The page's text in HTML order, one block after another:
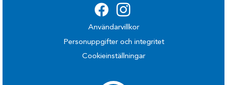
Användarvillkor
Personuppgifter och integritet
Cookieinställningar